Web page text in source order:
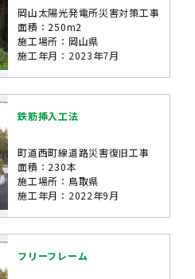
岡山太陽光発電所災害対策工事
面積：250m2
施工場所：岡山県
施工年月：2023年7月
鉄筋挿入工法
町道西町線道路災害復旧工事
面積：230本
施工場所：鳥取県
施工年月：2022年9月
フリーフレーム